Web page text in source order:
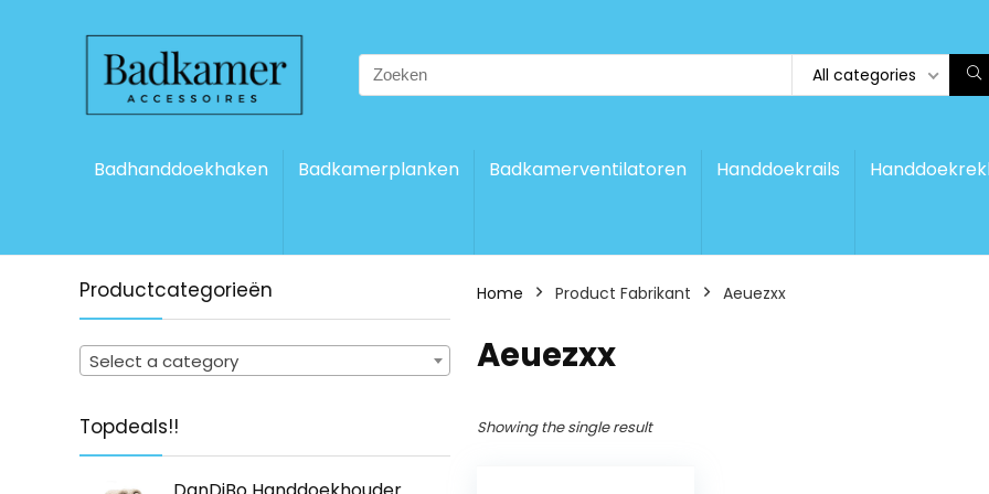
Search
for:
All categories
Badhanddoekhaken Badkamerplanken Badkamerventilatoren Handdoekrails
Productcategorieën
Select a category
Topdeals!!
Home Product Fabrikant ‎Aeuezxx
‎Aeuezxx
Showing the single result